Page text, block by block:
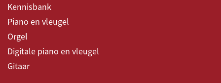
Kennisbank
Piano en vleugel
Orgel
Digitale piano en vleugel
Gitaar